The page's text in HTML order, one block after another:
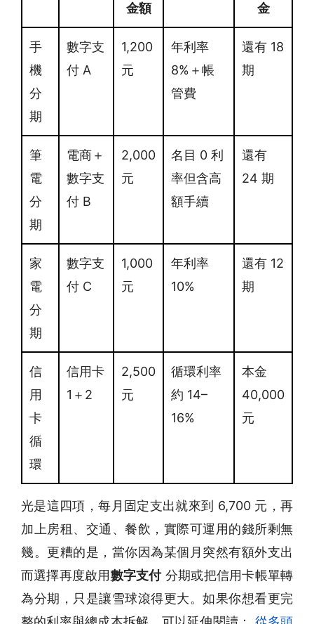
金額
金
手
機
分
期
數字支
付 A
1,200
元
年利率
8%＋帳
管費
還有 18
期
筆
電
分
期
電商＋
數字支
付 B
2,000
元
名目 0 利
率但含高
額手續
還有
24 期
家
電
分
期
數字支
付 C
1,000
元
年利率
10%
還有 12
期
信
用
卡
循
環
信用卡
1＋2
2,500
元
循環利率
約 14–
16%
本金
40,000
元
光是這四項，每月固定支出就來到 6,700 元，再
加上房租、交通、餐飲，實際可運用的錢所剩無
幾。更糟的是，當你因為某個月突然有額外支出
而選擇再度啟用數字支付分期或把信用卡帳單轉
為分期，只是讓雪球滾得更大。如果你想看更完